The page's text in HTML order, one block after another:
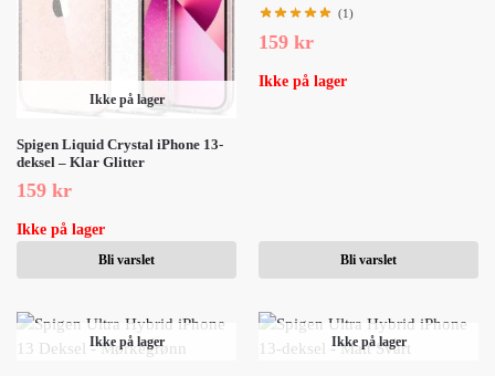
Ikke på lager
Spigen Liquid Crystal iPhone 13-
deksel – Klar Glitter
159 kr
Ikke på lager
Bli varslet
(1)
159 kr
Ikke på lager
Bli varslet
Ikke på lager Ikke på lager